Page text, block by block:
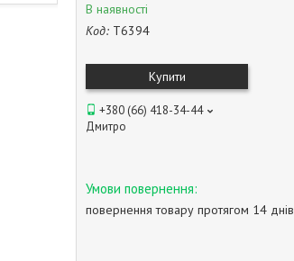
В наявності
Код: T6394
Купити
+380 (66) 418-34-44
Дмитро
повернення товару протягом 14 днів